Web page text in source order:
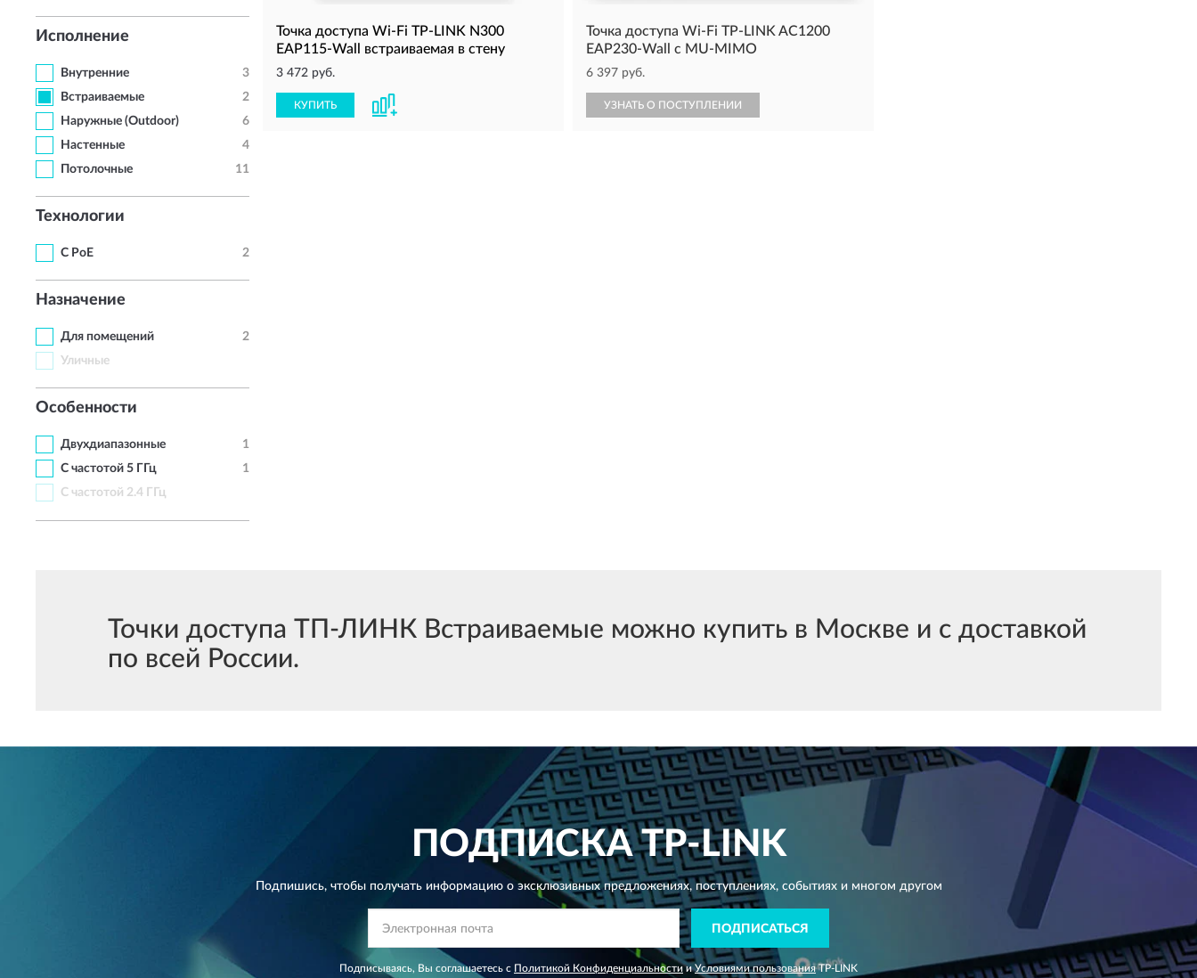
Исполнение
Внутренние
3
Встраиваемые
2
Наружные (Outdoor)
6
Настенные
4
Потолочные
11
Технологии
С PoE 2
Назначение
Для помещений
2
Уличные
Особенности
Двухдиапазонные
1
С частотой 5 ГГц
1
С частотой 2.4 ГГц
Точка доступа Wi-Fi TP-LINK N300
EAP115-Wall встраиваемая в стену
3 472 руб.
КУПИТЬ
Точка доступа Wi-Fi TP-LINK AC1200
EAP230-Wall с MU-MIMO
6 397 руб.
УЗНАТЬ О ПОСТУПЛЕНИИ
Точки доступа ТП-ЛИНК Встраиваемые можно купить в Москве и с доставкой
по всей России.
ПОДПИСКАTP-LINK
Подпишись, чтобы получать информацию о эксклюзивных предложениях,поступлениях, событиях и многом другом
ПОДПИСАТЬСЯ
Подписываясь, Вы соглашаетесь с Политикой Конфиденциальности иУсловиями пользованияTP-LINK